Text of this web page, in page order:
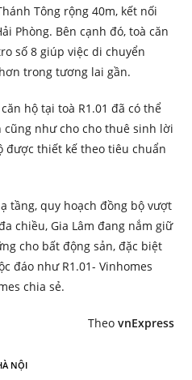
Tông rộng 40m, kết nối
Phòng. Bên cạnh đó, toà căn
số 8 giúp việc di chuyển
trong tương lai gần.
hộ tại toà R1.01 đã có thể
cũng như cho cho thuê sinh lời
được thiết kế theo tiêu chuẩn
tầng, quy hoạch đồng bộ vượt
chiều, Gia Lâm đang nắm giữ
cho bất động sản, đặc biệt
đáo như R1.01- Vinhomes
chia sẻ.
Theo vnExpress
NỘI